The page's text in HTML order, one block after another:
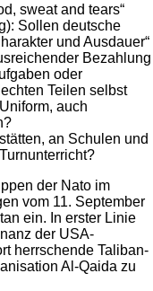
sweat and tears“
Sollen deutsche
und Ausdauer“
Bezahlung
oder
Teilen selbst
auch
an Schulen und
der Nato im
vom 11. September
ein. In erster Linie
der USA-
herrschende Taliban‐
Al‐Qaida zu